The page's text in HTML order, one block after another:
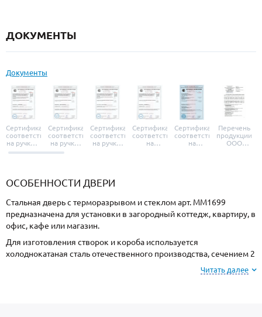
ДОКУМЕНТЫ
Документы
Сертификат
соответствия
на ручки и
броненакладки
Сертификат
соответствия
на ручки-
защелки
Сертификат
соответствия
на ручки-
Сертификат
соответствия
на
Сертификат
соответствия
на
Перечень
продукции
ООО
ОСОБЕННОСТИ ДВЕРИ
Стальная дверь с терморазрывом и стеклом арт. ММ1699
предназначена для установки в загородный коттедж, квартиру, в
офис, кафе или магазин.
Для изготовления створок и короба используется
холоднокатаная сталь отечественного производства, сечением 2
мм. Готовая конструкция имеет повышенную прочность иЧитать далее